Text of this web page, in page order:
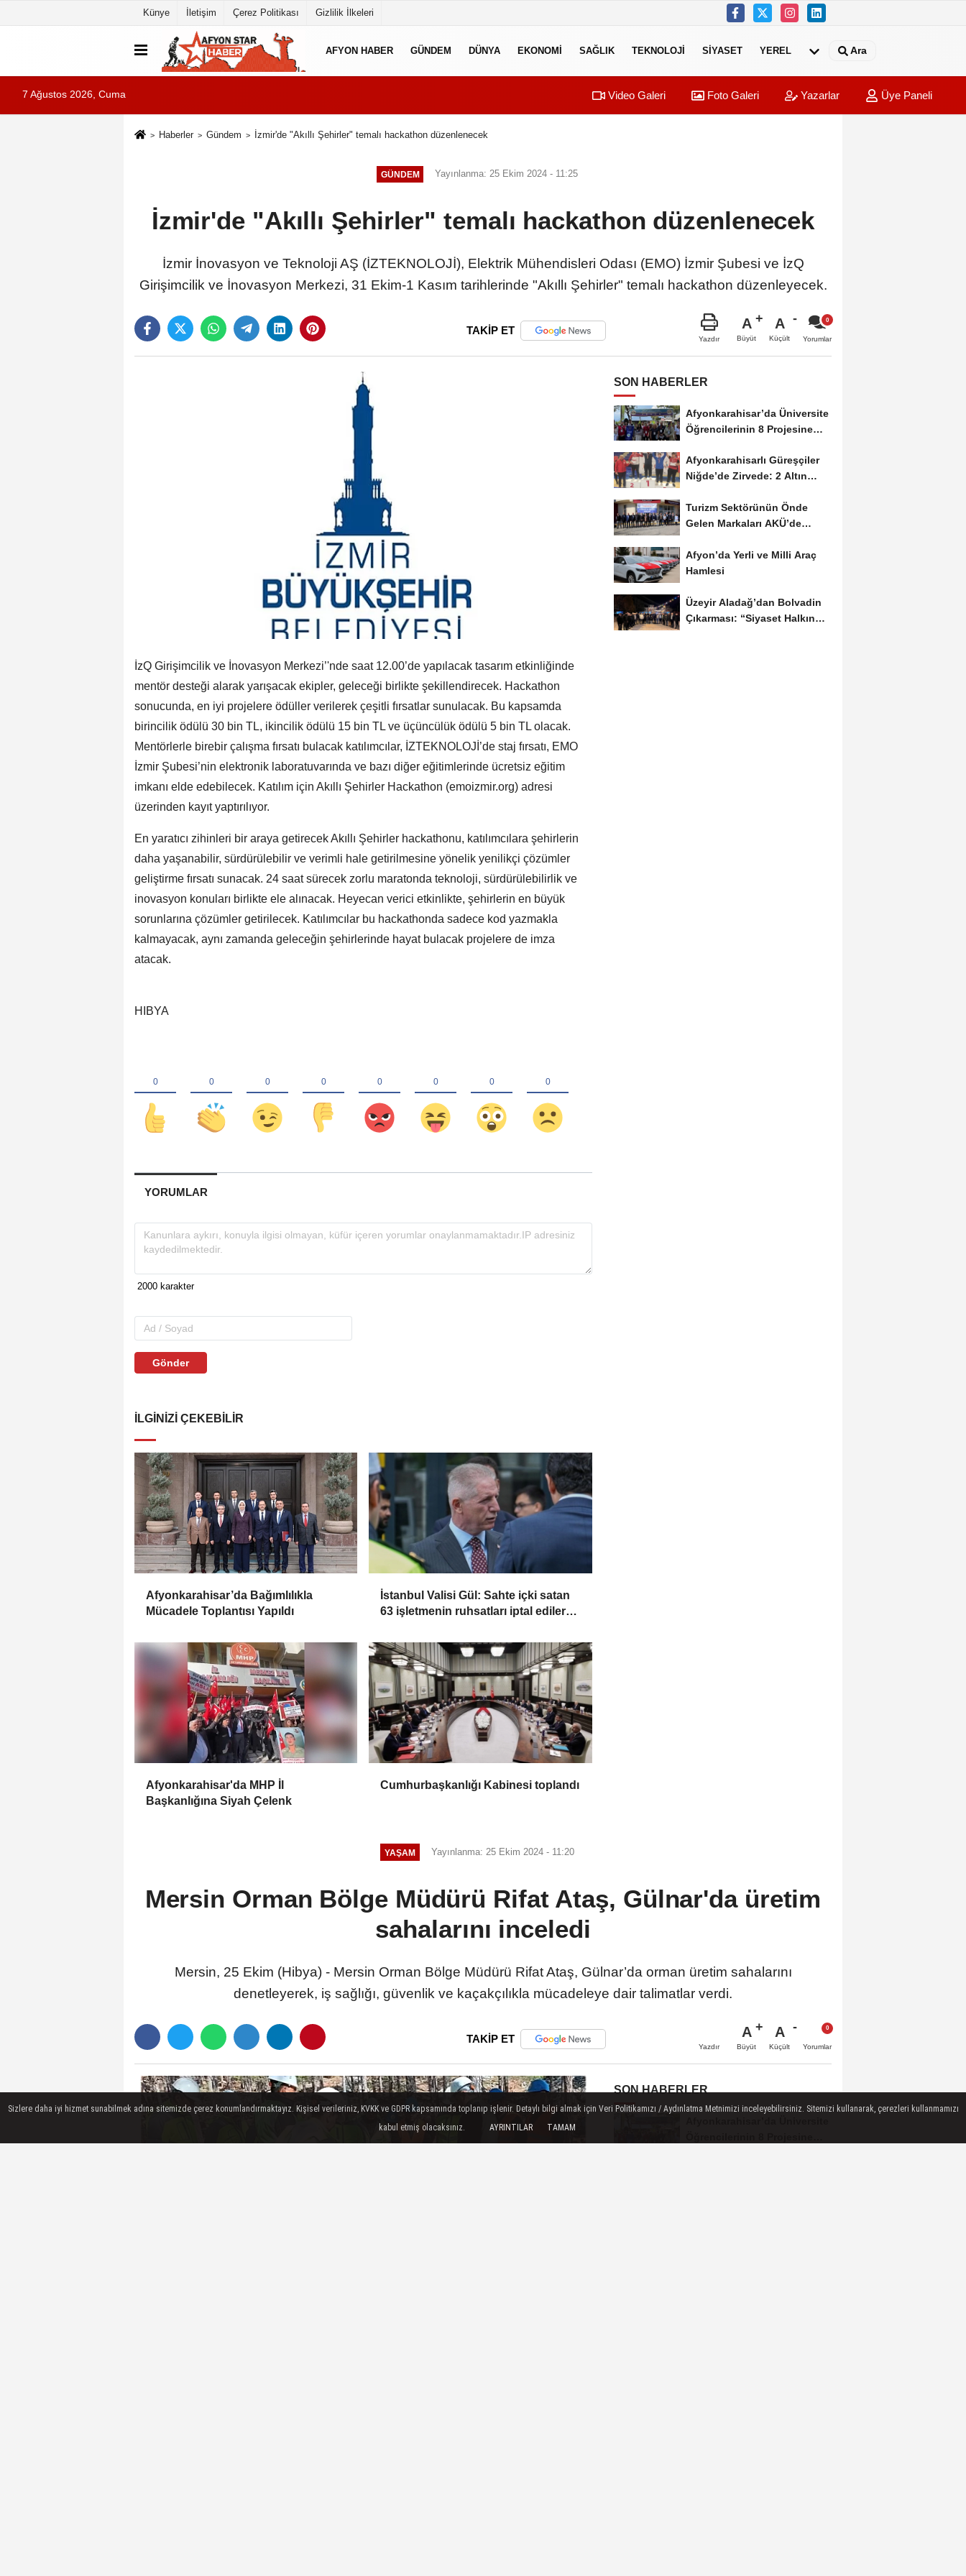
Künye İletişim Çerez Politikası Gizlilik İlkeleri
AFYON HABER GÜNDEM DÜNYA EKONOMI SAĞLIK TEKNOLOJI SIYASET YEREL Ara
7 Ağustos 2026, Cuma Video Galeri Foto Galeri Yazarlar Üye Paneli
Haberler Gündem İzmir'de "Akıllı Şehirler" temalı hackathon düzenlenecek
GÜNDEM Yayınlanma: 25 Ekim 2024 - 11:25
İzmir'de "Akıllı Şehirler" temalı hackathon düzenlenecek
İzmir İnovasyon ve Teknoloji AŞ (İZTEKNOLOJİ), Elektrik Mühendisleri Odası (EMO) İzmir Şubesi ve İzQ
Girişimcilik ve İnovasyon Merkezi, 31 Ekim-1 Kasım tarihlerinde "Akıllı Şehirler" temalı hackathon düzenleyecek.
TAKİP ET
Yazdır
A
Büyüt
A
Küçült Yorumlar
İzQ Girişimcilik ve İnovasyon Merkezi’'nde saat 12.00’de yapılacak tasarım etkinliğinde
mentör desteği alarak yarışacak ekipler, geleceği birlikte şekillendirecek. Hackathon
sonucunda, en iyi projelere ödüller verilerek çeşitli fırsatlar sunulacak. Bu kapsamda
birincilik ödülü 30 bin TL, ikincilik ödülü 15 bin TL ve üçüncülük ödülü 5 bin TL olacak.
Mentörlerle birebir çalışma fırsatı bulacak katılımcılar, İZTEKNOLOJİ’de staj fırsatı, EMO
İzmir Şubesi’nin elektronik laboratuvarında ve bazı diğer eğitimlerinde ücretsiz eğitim
imkanı elde edebilecek. Katılım için Akıllı Şehirler Hackathon (emoizmir.org) adresi
üzerinden kayıt yaptırılıyor.
En yaratıcı zihinleri bir araya getirecek Akıllı Şehirler hackathonu, katılımcılara şehirlerin
daha yaşanabilir, sürdürülebilir ve verimli hale getirilmesine yönelik yenilikçi çözümler
geliştirme fırsatı sunacak. 24 saat sürecek zorlu maratonda teknoloji, sürdürülebilirlik ve
inovasyon konuları birlikte ele alınacak. Heyecan verici etkinlikte, şehirlerin en büyük
sorunlarına çözümler getirilecek. Katılımcılar bu hackathonda sadece kod yazmakla
kalmayacak, aynı zamanda geleceğin şehirlerinde hayat bulacak projelere de imza
atacak.
HIBYA
YORUMLAR
Gönder
İLGINIZI ÇEKEBILIR
Afyonkarahisar’da Bağımlılıkla
Mücadele Toplantısı Yapıldı
İstanbul Valisi Gül: Sahte içki satan
63 işletmenin ruhsatları iptal edilerek
Afyonkarahisar'da MHP İl
Başkanlığına Siyah Çelenk
Cumhurbaşkanlığı Kabinesi toplandı
SON HABERLER
Afyonkarahisar’da Üniversite
Öğrencilerinin 8 Projesine
Afyonkarahisarlı Güreşçiler
Niğde’de Zirvede: 2 Altın
Turizm Sektörünün Önde
Gelen Markaları AKÜ’de
Afyon’da Yerli ve Milli Araç
Hamlesi
Üzeyir Aladağ’dan Bolvadin
Çıkarması: “Siyaset Halkın
YAŞAM Yayınlanma: 25 Ekim 2024 - 11:20
Mersin Orman Bölge Müdürü Rifat Ataş, Gülnar'da üretim
sahalarını inceledi
Mersin, 25 Ekim (Hibya) - Mersin Orman Bölge Müdürü Rifat Ataş, Gülnar’da orman üretim sahalarını
denetleyerek, iş sağlığı, güvenlik ve kaçakçılıkla mücadeleye dair talimatlar verdi.
TAKİP ET
Yazdır
A
Büyüt
A
Küçült Yorumlar
SON HABERLER
Sizlere daha iyi hizmet sunabilmek adına sitemizde çerez konumlandırmaktayız. Kişisel verileriniz, KVKK ve GDPR kapsamında toplanıp işlenir. Detaylı bilgi almak için Veri Politikamızı / Aydınlatma Metnimizi inceleyebilirsiniz. Sitemizi kullanarak, çerezleri kullanmamızı
kabul etmiş olacaksınız.
AYRINTILAR TAMAM